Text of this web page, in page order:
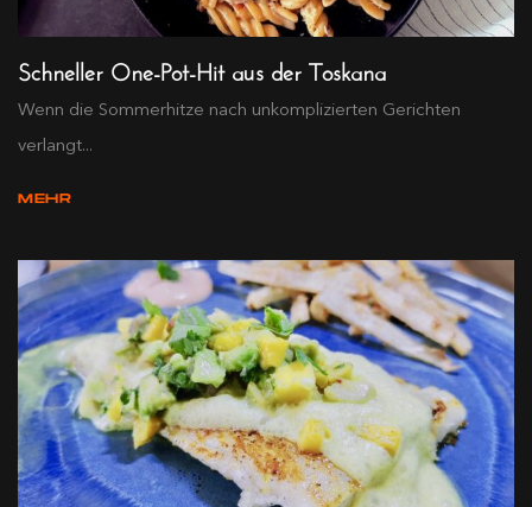
Schneller One-Pot-Hit aus der Toskana
Wenn die Sommerhitze nach unkomplizierten Gerichten
verlangt...
MEHR